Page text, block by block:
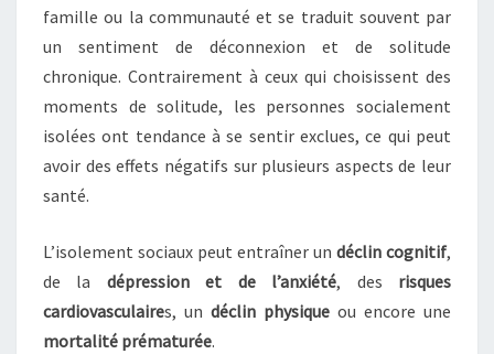
famille ou la communauté et se traduit souvent par
un sentiment de déconnexion et de solitude
chronique. Contrairement à ceux qui choisissent des
moments de solitude, les personnes socialement
isolées ont tendance à se sentir exclues, ce qui peut
avoir des effets négatifs sur plusieurs aspects de leur
santé.
L’isolement sociaux peut entraîner un déclin cognitif,
de la dépression et de l’anxiété, des risques
cardiovasculaires, un déclin physique ou encore une
mortalité prématurée.